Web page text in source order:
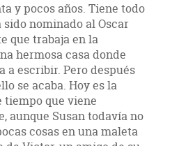
y pocos años. Tiene todo
nominado al Oscar
que trabaja en la
hermosa casa donde
a escribir. Pero después
se acaba. Hoy es la
tiempo que viene
aunque Susan todavía no
cosas en una maleta